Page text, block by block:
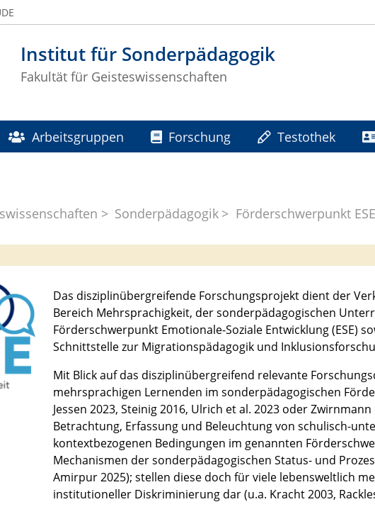
Institut für Sonderpädagogik
Fakultät für Geisteswissenschaften
Arbeitsgruppen Forschung Testothek
Sonderpädagogik Förderschwerpunkt ESE
Das disziplinübergreifende Forschungsprojekt dient der
Bereich Mehrsprachigkeit, der sonderpädagogischen
Förderschwerpunkt Emotionale-Soziale Entwicklung (ESE)
Schnittstelle zur Migrationspädagogik und
Mit Blick auf das disziplinübergreifend relevante
mehrsprachigen Lernenden im sonderpädagogischen
Jessen 2023, Steinig 2016, Ulrich et al. 2023 oder
Betrachtung, Erfassung und Beleuchtung von schulisch-
kontextbezogenen Bedingungen im genannten
Mechanismen der sonderpädagogischen Status- und
Amirpur 2025); stellen diese doch für viele lebensweltlich
institutioneller Diskriminierung dar (u.a. Kracht 2003,